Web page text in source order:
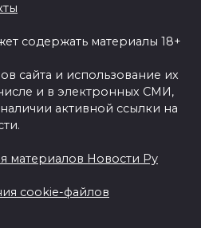
содержать материалы 18+
сайта и использование их
и в электронных СМИ,
активной ссылки на
материалов Новости Ру
cookie-файлов